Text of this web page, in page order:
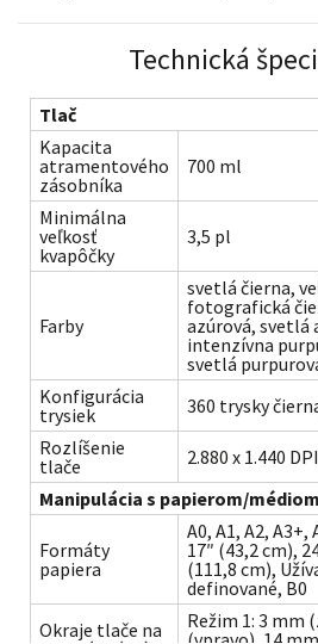
Technická
Tlač
Kapacita
atramentového
zásobníka
700 ml
Minimálna
veľkosť
kvapôčky
3,5 pl
Farby
svetlá čierna,
fotografická
azúrová, svetlá
intenzívna
svetlá
Konfigurácia
trysiek
360 trysky
Rozlíšenie
tlače
2.880 x 1.440 DPI
Manipulácia s papierom/médiom
Formáty
papiera
A0, A1, A2, A3+,
17″ (43,2 cm),
(111,8 cm),
definované, B0
Okraje tlače na
Režim 1: 3 mm
(vpravo), 14